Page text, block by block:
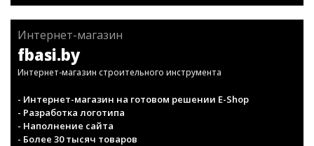
Интернет-магазин
fbasi.by
Интернет-магазин строительного инструмента